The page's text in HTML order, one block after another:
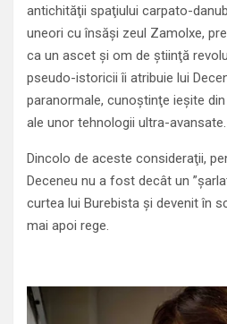
antichităţii spaţiului carpato-
uneori cu însăşi zeul Zamolxe,
ca un ascet şi om de ştiinţă
pseudo-istoricii îi atribuie lui
paranormale, cunoştinţe ieşite
ale unor tehnologii ultra-avansate.
Dincolo de aceste consideraţii,
Deceneu nu a fost decât un
curtea lui Burebista şi devenit în
mai apoi rege.